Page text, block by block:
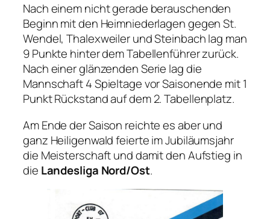
Nach einem nicht gerade berauschenden
Beginn mit den Heimniederlagen gegen St.
Wendel, Thalexweiler und Steinbach lag man
9 Punkte hinter dem Tabellenführer zurück.
Nach einer glänzenden Serie lag die
Mannschaft 4 Spieltage vor Saisonende mit 1
Punkt Rückstand auf dem 2. Tabellenplatz.
Am Ende der Saison reichte es aber und
ganz Heiligenwald feierte im Jubiläumsjahr
die Meisterschaft und damit den Aufstieg in
die Landesliga Nord/Ost.